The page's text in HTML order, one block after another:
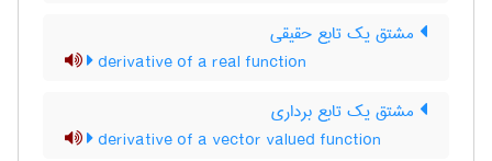
مشتق یک تابع حقیقی
derivative of a real function
مشتق یک تابع برداری
derivative of a vector valued function